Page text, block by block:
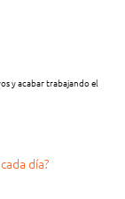
y acabar trabajando el